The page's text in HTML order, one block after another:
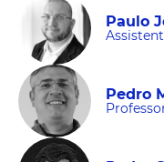
Paulo
Pedro